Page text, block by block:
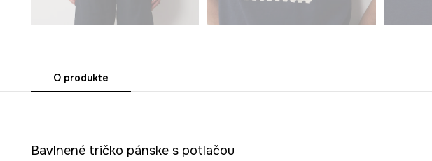
O produkte
Bavlnené tričko pánske s potlačou